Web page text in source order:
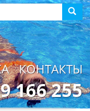
КОНТАКТЫ
166 255